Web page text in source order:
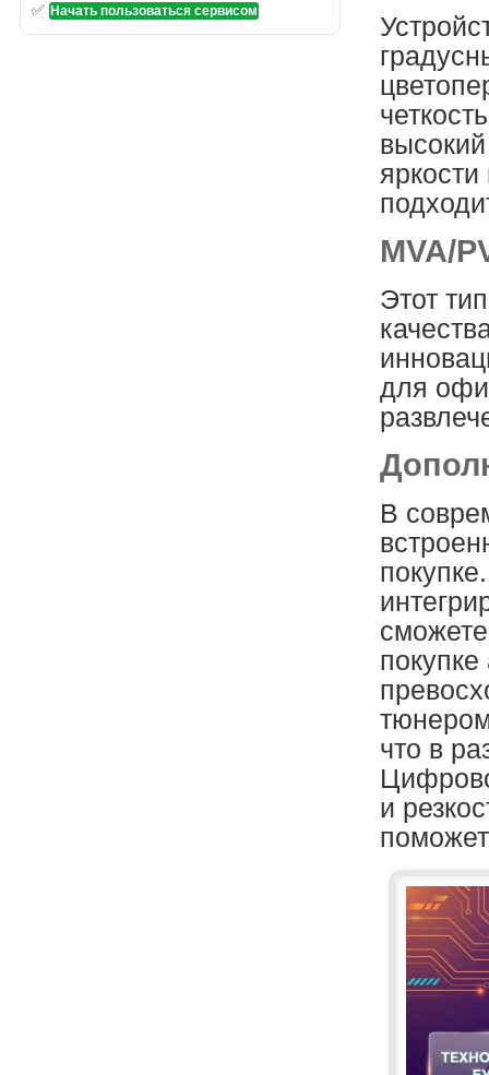
MVA/
Этот
для
В
что в
и
✅ Начать пользоваться сервисом